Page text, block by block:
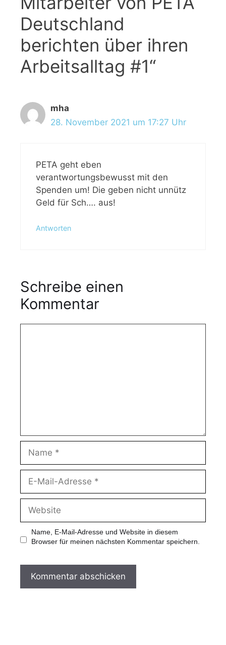
Deutschland
berichten über ihren
Arbeitsalltag #1“
mha
28. November 2021 um 17:27 Uhr
PETA geht eben
verantwortungsbewusst mit den
Spenden um! Die geben nicht unnütz
Geld für Sch…. aus!
Antworten
Schreibe einen
Kommentar
Name, E-Mail-Adresse und Website in diesem
Browser für meinen nächsten Kommentar speichern.